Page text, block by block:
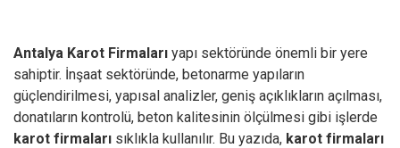
Antalya Karot Firmaları yapı sektöründe önemli bir yere
sahiptir. İnşaat sektöründe, betonarme yapıların
güçlendirilmesi, yapısal analizler, geniş açıklıkların açılması,
donatıların kontrolü, beton kalitesinin ölçülmesi gibi işlerde
karot firmaları sıklıkla kullanılır. Bu yazıda, karot firmaları